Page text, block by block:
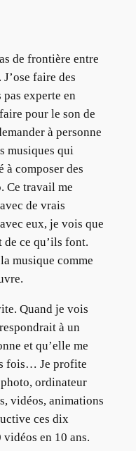
de frontière entre
faire des
experte en
pour le son de
à personne
musiques qui
à composer des
Ce travail me
de vrais
eux, je vois que
ce qu’ils font.
musique comme
Quand je vois
à un
et qu’elle me
fois… Je profite
ordinateur
vidéos, animations
ces dix
en 10 ans.